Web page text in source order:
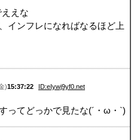
えな
インフレになればなるほど上
)15:37:22 ID:eIywj9yf0.net
ってどっかで見たな(´・ω・`)